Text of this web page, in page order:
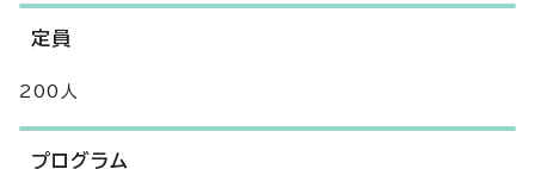
定員
200人
プログラム